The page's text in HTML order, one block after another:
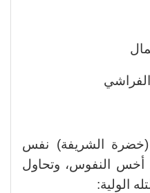
(خضرة الشريفة) نفس
النفوس، وتحاول
الولية: